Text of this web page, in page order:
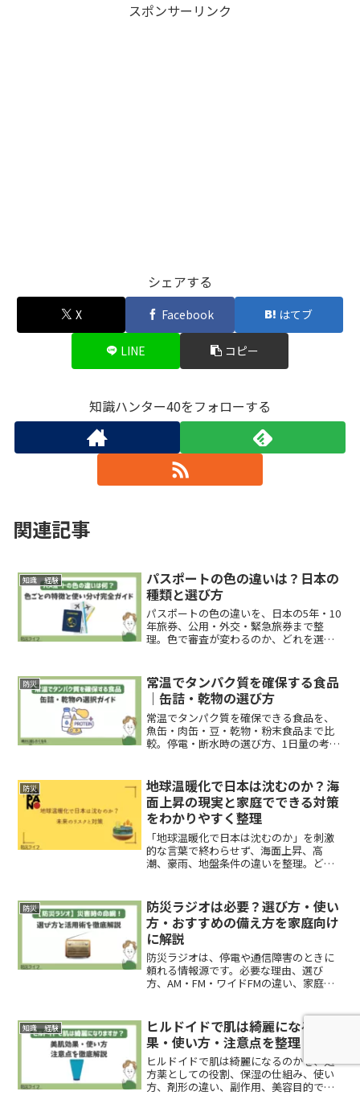
スポンサーリンク
シェアする
X Facebook はてブ
LINE コピー
知識ハンター40をフォローする
関連記事
知識 経験
パスポートの色の違いは？日本の
種類と選び方
パスポートの色の違いを、日本の5年・10
年旅券、公用・外交・緊急旅券まで整
理。色で審査が変わるのか、どれを選ぶ
防災
常温でタンパク質を確保する食品
｜缶詰・乾物の選び方
常温でタンパク質を確保できる食品を、
魚缶・肉缶・豆・乾物・粉末食品まで比
較。停電・断水時の選び方、1日量の考え
防災
地球温暖化で日本は沈むのか？海
面上昇の現実と家庭でできる対策
をわかりやすく整理
「地球温暖化で日本は沈むのか」を刺激
的な言葉で終わらせず、海面上昇、高
潮、豪雨、地盤条件の違いを整理。どの
た。
防災
防災ラジオは必要？選び方・使い
方・おすすめの備え方を家庭向け
に解説
防災ラジオは、停電や通信障害のときに
頼れる情報源です。必要な理由、選び
方、AM・FM・ワイドFMの違い、家庭で
理しました。
知識 経験
ヒルドイドで肌は綺麗になる？効
果・使い方・注意点を整理
ヒルドイドで肌は綺麗になるのかを、処
方薬としての役割、保湿の仕組み、使い
方、剤形の違い、副作用、美容目的での